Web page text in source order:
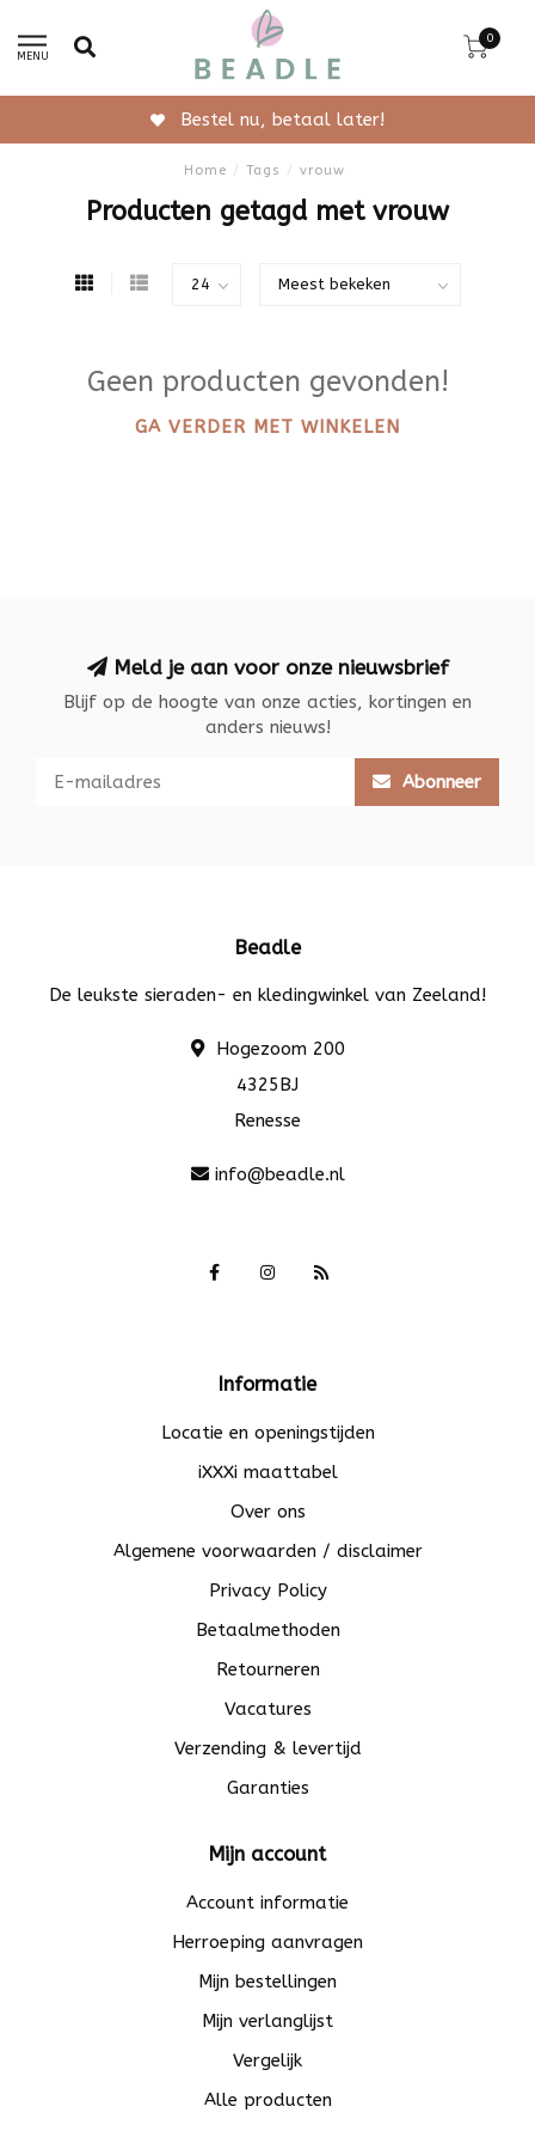
MENU
0
Bestel nu, betaal later!
Home / Tags / vrouw
Producten getagd met vrouw
Geen producten gevonden!
GA VERDER MET WINKELEN
Meld je aan voor onze nieuwsbrief
Blijf op de hoogte van onze acties, kortingen en
anders nieuws!
Abonneer
Beadle
De leukste sieraden- en kledingwinkel van Zeeland!
Hogezoom 200
4325BJ
Renesse
info@beadle.nl
Informatie
Locatie en openingstijden
iXXXi maattabel
Over ons
Algemene voorwaarden / disclaimer
Privacy Policy
Betaalmethoden
Retourneren
Vacatures
Verzending & levertijd
Garanties
Mijn account
Account informatie
Herroeping aanvragen
Mijn bestellingen
Mijn verlanglijst
Vergelijk
Alle producten